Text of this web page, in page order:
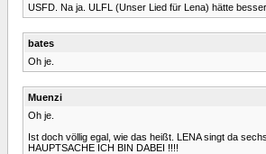
USFD. Na ja. ULFL (Unser Lied für Lena) hätte
bates
Oh je.
Muenzi
Oh je.
Ist doch völlig egal, wie das heißt. LENA singt da
HAUPTSACHE ICH BIN DABEI !!!!